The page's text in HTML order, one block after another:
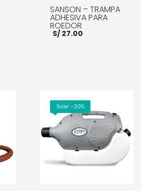
SANSON – TRAMPA
ADHESIVA PARA
ROEDOR
S/27.00
Sale! -20%